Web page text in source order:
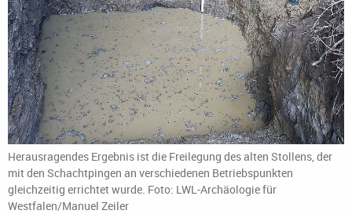
Herausragendes Ergebnis ist die Freilegung des alten Stollens, der
mit den Schachtpingen an verschiedenen Betriebspunkten
gleichzeitig errichtet wurde. Foto: LWL-Archäologie für
Westfalen/Manuel Zeiler